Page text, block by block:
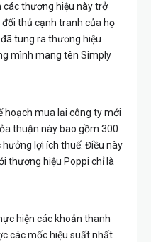
thương hiệu này trở
thủ cạnh tranh của họ
tung ra thương hiệu
mình mang tên Simply
hoạch mua lại công ty mới
thuận này bao gồm 300
lợi ích thuế. Điều này
thương hiệu Poppi chỉ là
hiện các khoản thanh
các mốc hiệu suất nhất